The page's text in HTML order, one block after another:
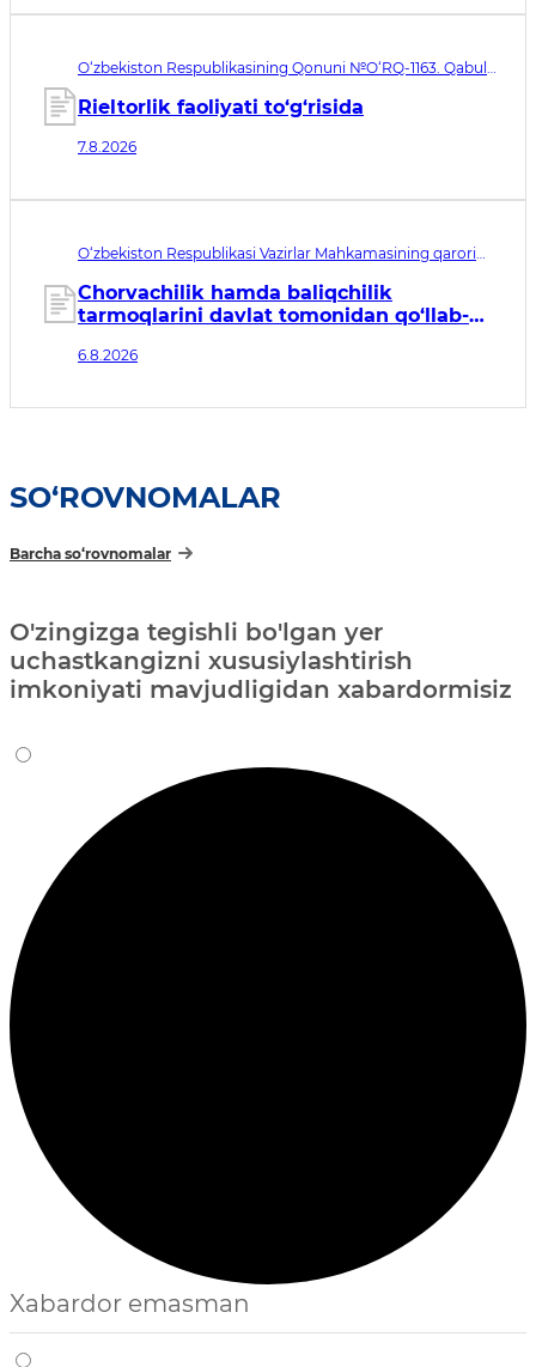
O‘zbekiston Respublikasining Qonuni №O‘RQ-1163. Qabul
Rieltorlik faoliyati to‘g‘risida
7.8.2026
O‘zbekiston Respublikasi Vazirlar Mahkamasining qarori
sanasi 07.08.2026
Chorvachilik hamda baliqchilik
tarmoqlarini davlat tomonidan qo‘llab-
tadbirlari to‘g‘risida
6.8.2026
SO‘ROVNOMALAR
Barcha so‘rovnomalar
O'zingizga tegishli bo'lgan yer
uchastkangizni xususiylashtirish
imkoniyati mavjudligidan xabardormisiz
Xabardor emasman